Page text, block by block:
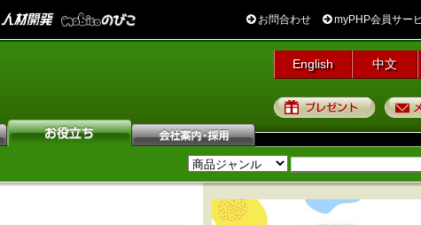
お問合わせ myPHP会員サー
English 中文
プレゼ